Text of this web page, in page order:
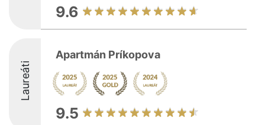
9.6
Laureáti
Apartmán Príkopova
9.5